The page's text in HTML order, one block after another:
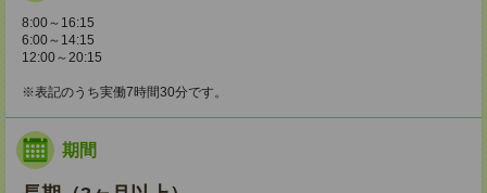
8:00～16:15
6:00～14:15
12:00～20:15
※表記のうち実働7時間30分です。
期間